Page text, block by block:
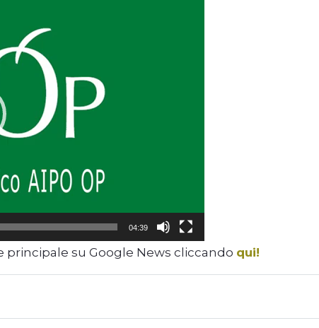
04:39
su Google News cliccando qui!